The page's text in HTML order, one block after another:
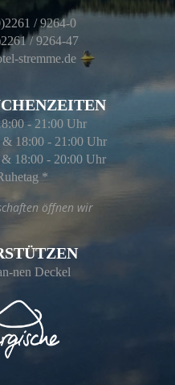
/ 9264-0
/ 9264-47
stremme.de
- 21:00 Uhr
18:00 - 21:00 Uhr
18:00 - 20:00 Uhr
*
öffnen wir
nen Deckel